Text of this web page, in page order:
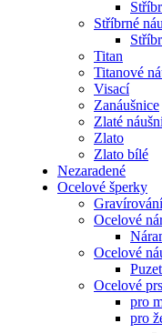
Stříbrné
Titan
Titanové
Visací
Zanáušnice
Zlaté
Zlato
Zlato bílé
Nezaradené
Ocelové šperky
Ocelové
Ocelové
Ocelové
pro
pro